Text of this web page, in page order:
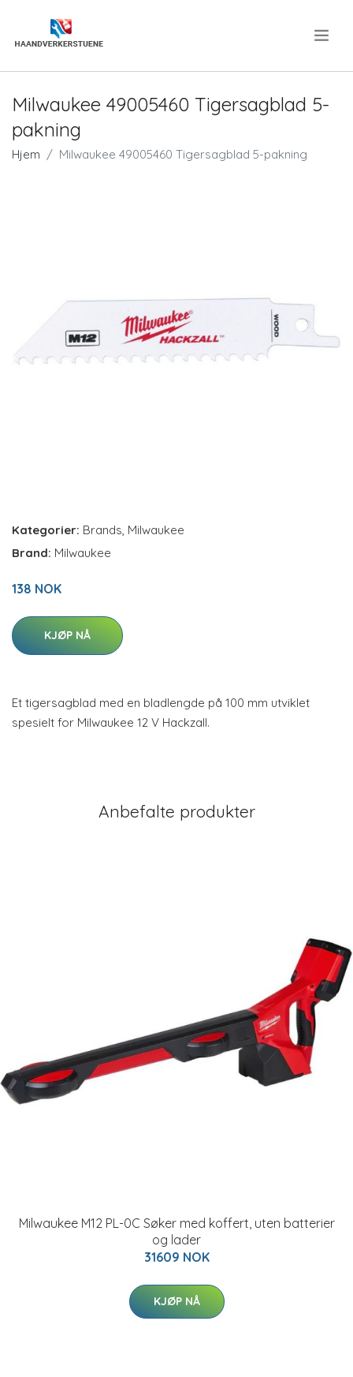
Milwaukee 49005460 Tigersagblad 5-
pakning
Hjem Milwaukee 49005460 Tigersagblad 5-pakning
Kategorier: Brands, Milwaukee
Brand: Milwaukee
138 NOK
KJØP NÅ
Et tigersagblad med en bladlengde på 100 mm utviklet
spesielt for Milwaukee 12 V Hackzall.
Anbefalte produkter
Milwaukee M12 PL-0C Søker med koffert, uten batterier
og lader
31609 NOK
KJØP NÅ